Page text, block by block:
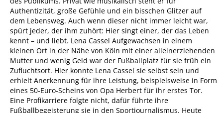
Authentizität, große Gefühle und ein bisschen Glitzer auf
dem Lebensweg. Auch wenn dieser nicht immer leicht war,
spürt jeder, der ihm zuhört: Hier singt einer, der das Leben
kennt – und liebt. Lena Cassel Aufgewachsen in einem
kleinen Ort in der Nähe von Köln mit einer alleinerziehenden
Mutter und wenig Geld war der Fußballplatz für sie früh ein
Zufluchtsort. Hier konnte Lena Cassel sie selbst sein und
erhielt Anerkennung für ihre Leistung, beispielsweise in Form
eines 50-Euro-Scheins von Opa Herbert für ihr erstes Tor.
Eine Profikarriere folgte nicht, dafür führte ihre
Fußballbegeisterung sie in den Sportjournalismus. Heute